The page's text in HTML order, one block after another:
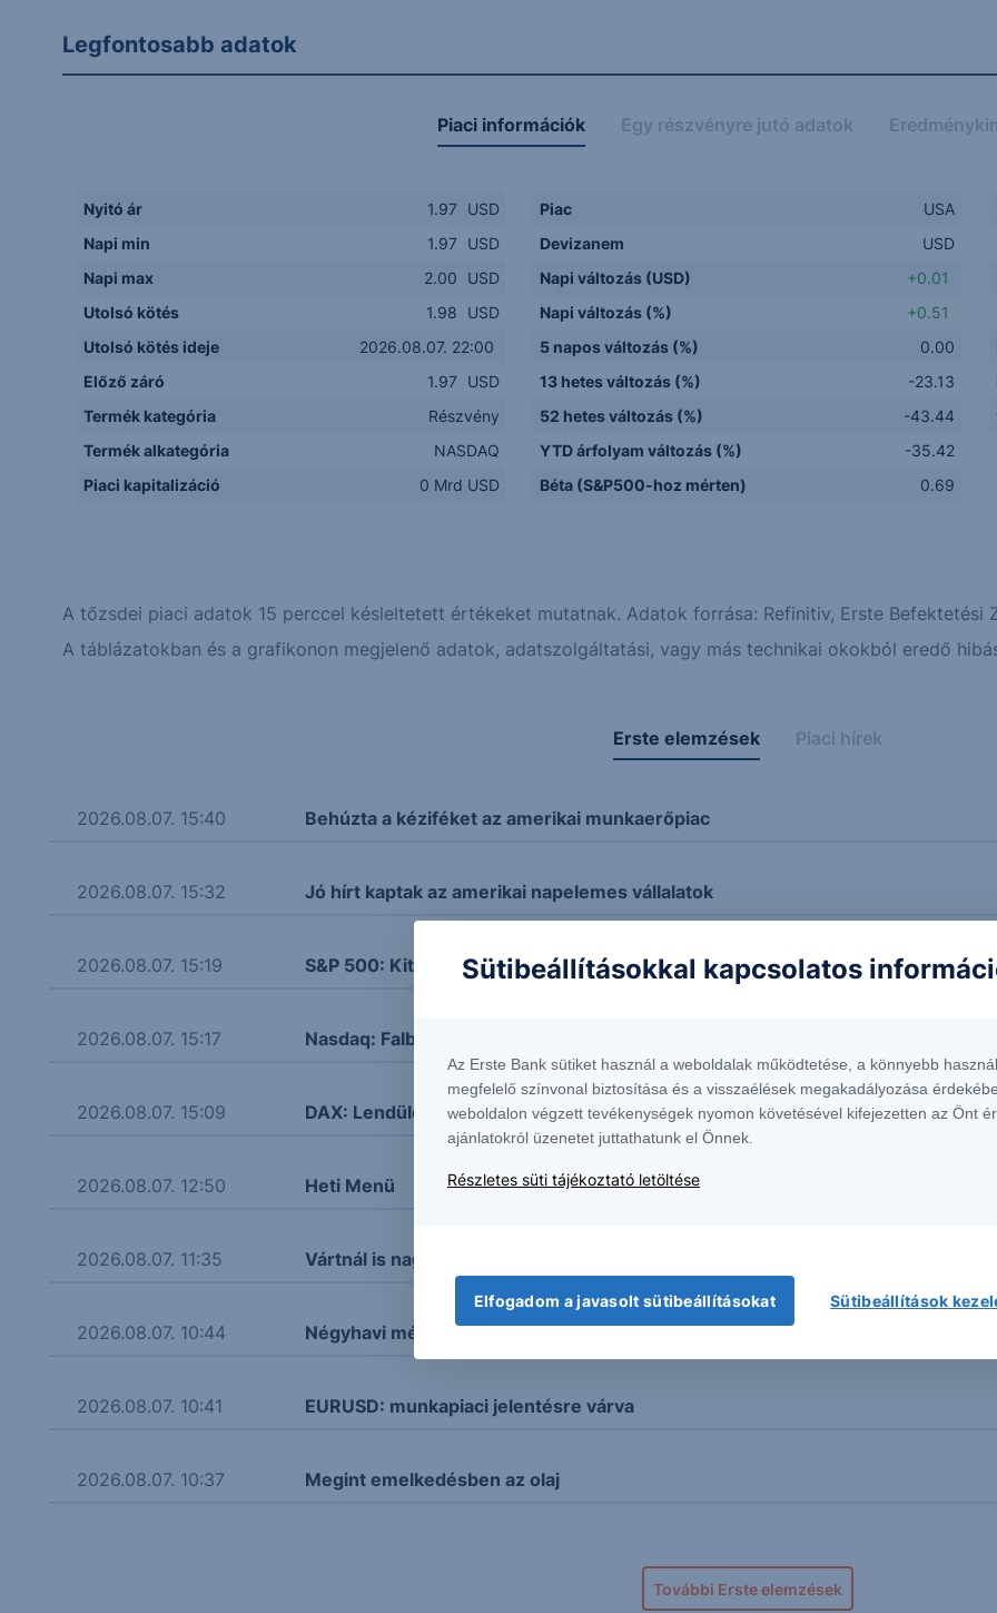
Legfontosabb adatok
Piaci információk Egy részvényre jutó adatok
Nyitó ár 1.97
USD
Napi min
1.97
USD
Napi max
2.00
USD
Utolsó kötés
1.98
USD
Utolsó kötés ideje
2026.08.07. 22:00
Előző záró
1.97
USD
Termék kategória
Részvény
Termék alkategória
NASDAQ
Piaci kapitalizáció
0 Mrd USD
Piac
USA
Devizanem
USD
Napi változás (USD)
+0.01
Napi változás (%)
+0.51
5 napos változás (%)
0.00
13 hetes változás (%)
-23.13
52 hetes változás (%)
-43.44
YTD árfolyam változás (%)
-35.42
Béta (S&P500-hoz mérten)
0.69
A tőzsdei piaci adatok 15 perccel késleltetett értékeket mutatnak. Adatok forrása: Refinitiv, Erste Befektetési
A táblázatokban és a grafikonon megjelenő adatok, adatszolgáltatási, vagy más technikai okokból eredő
Erste elemzések Piaci hírek
2026.08.07. 15:40 Behúzta a kéziféket az amerikai munkaerőpiac
2026.08.07. 15:32 Jó hírt kaptak az amerikai napelemes vállalatok
2026.08.07. 15:19 S&P 500: Kitört
2026.08.07. 15:17 Nasdaq: Falba ütközött
2026.08.07. 15:09 DAX: Lendületbe jött
2026.08.07. 12:50 Heti Menü
2026.08.07. 11:35 Vártnál is nagyobb rekord
2026.08.07. 10:44 Négyhavi mélyponton a forint
2026.08.07. 10:41 EURUSD: munkapiaci jelentésre várva
2026.08.07. 10:37 Megint emelkedésben az olaj
További Erste elemzések
Sütibeállításokkal kapcsolatos
Az Erste Bank sütiket használ a weboldalak működtetése, a könnyebb
megfelelő színvonal biztosítása és a visszaélések megakadályozása
weboldalon végzett tevékenységek nyomon követésével kifejezetten az Önt
ajánlatokról üzenetet juttathatunk el Önnek.
Részletes süti tájékoztató letöltése
Elfogadom a javasolt sütibeállításokat Sütibeállítások